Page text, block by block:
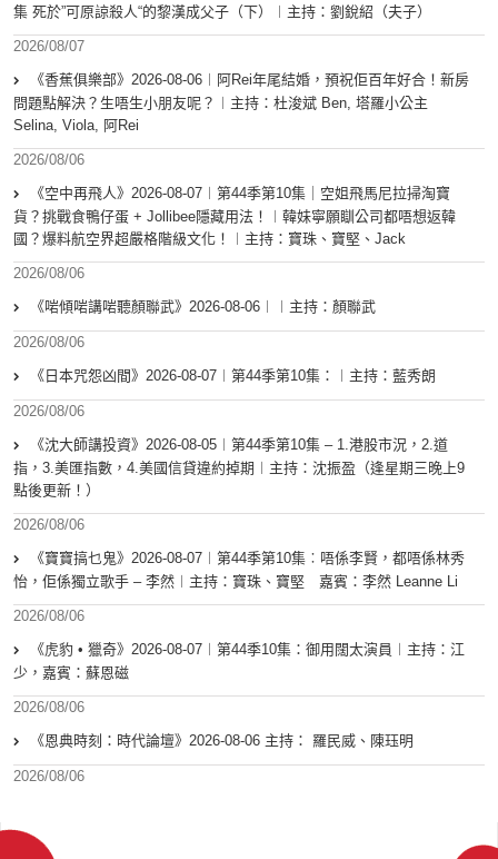
集 死於”可原諒殺人“的黎漢成父子（下）︱主持：劉銳紹（夫子）
2026/08/07
《香蕉俱樂部》2026-08-06︱阿Rei年尾結婚，預祝佢百年好合！新房
問題點解決？生唔生小朋友呢？︱主持：杜浚斌 Ben, 塔羅小公主
Selina, Viola, 阿Rei
2026/08/06
《空中再飛人》2026-08-07︱第44季第10集｜空姐飛馬尼拉掃淘寶
貨？挑戰食鴨仔蛋 + Jollibee隱藏用法！︱韓妹寧願瞓公司都唔想返韓
國？爆料航空界超嚴格階級文化！︱主持：寶珠、寶堅、Jack
2026/08/06
《啱傾啱講啱聽顏聯武》2026-08-06︱︱主持：顏聯武
2026/08/06
《日本咒怨凶間》2026-08-07︱第44季第10集：︱主持：藍秀朗
2026/08/06
《沈大師講投資》2026-08-05︱第44季第10集 – 1.港股市況，2.道
指，3.美匯指數，4.美國信貸違約掉期︱主持：沈振盈（逢星期三晚上9
點後更新！）
2026/08/06
《寶寶搞乜鬼》2026-08-07︱第44季第10集︰唔係李賢，都唔係林秀
怡，佢係獨立歌手 – 李然︱主持：寶珠、寶堅 嘉賓：李然 Leanne Li
2026/08/06
《虎豹 • 獵奇》2026-08-07︱第44季10集：御用闊太演員︱主持：江
少，嘉賓：蘇恩磁
2026/08/06
《恩典時刻：時代論壇》2026-08-06 主持： 羅民威、陳珏明
2026/08/06